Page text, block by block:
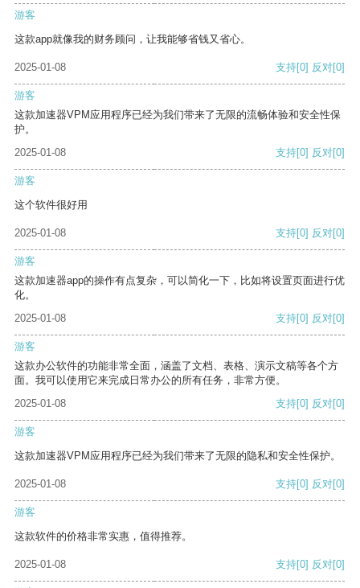
游客
这款app就像我的财务顾问，让我能够省钱又省心。
2025-01-08 支持[0] 反对[0]
游客
这款加速器VPM应用程序已经为我们带来了无限的流畅体验和安全性保
护。
2025-01-08
支持[0] 反对[0]
游客
这个软件很好用
2025-01-08 支持[0] 反对[0]
游客
这款加速器app的操作有点复杂，可以简化一下，比如将设置页面进行优
化。
2025-01-08
支持[0] 反对[0]
游客
这款办公软件的功能非常全面，涵盖了文档、表格、演示文稿等各个方
面。我可以使用它来完成日常办公的所有任务，非常方便。
2025-01-08
支持[0] 反对[0]
游客
这款加速器VPM应用程序已经为我们带来了无限的隐私和安全性保护。
2025-01-08 支持[0] 反对[0]
游客
这款软件的价格非常实惠，值得推荐。
2025-01-08 支持[0] 反对[0]